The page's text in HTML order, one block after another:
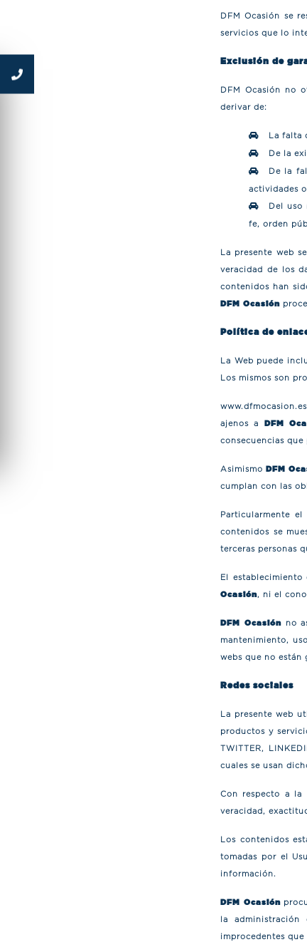
DFM Ocasión se
servicios que lo
Exclusión de
DFM Ocasión no
derivar de:
La falta
De la
De la
actividades
Del uso
fe, orden
La presente web
veracidad de los
contenidos han
DFM Ocasión
Política de
La Web puede
Los mismos son
ajenos a DFM
consecuencias que
AsimismoDFM
cumplan con las
Particularmente
contenidos se
terceras personas
El
Ocasión, ni el
DFM Ocasiónno
mantenimiento,
webs que no están
Redes sociales
La presente web
productos y
TWITTER,
cuales se usan
Con respecto a
veracidad,
Los contenidos
tomadas por el
información.
DFM Ocasión
la administración
improcedentes